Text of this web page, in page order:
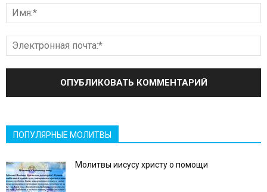
ПОПУЛЯРНЫЕ МОЛИТВЫ
Молитвы иисусу христу о помощи